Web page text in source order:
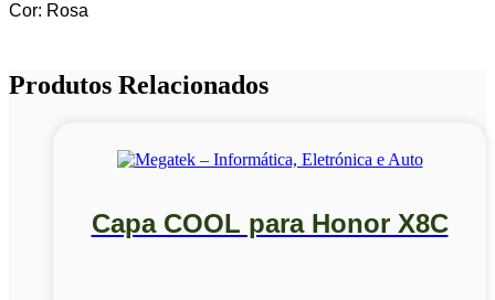
Cor: Rosa
Produtos Relacionados
Capa COOL para Honor X8C